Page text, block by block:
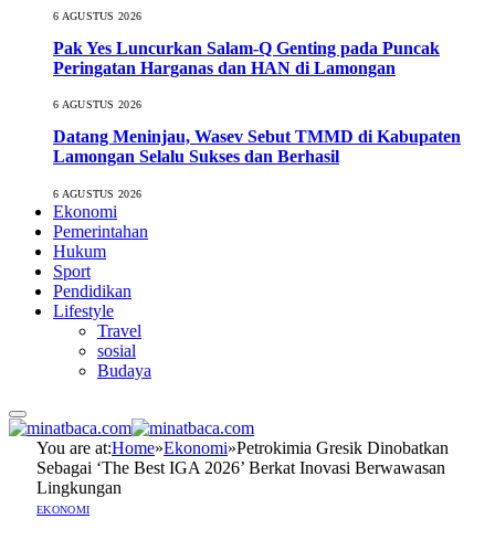
6 AGUSTUS 2026
Pak Yes Luncurkan Salam-Q Genting pada Puncak
Peringatan Harganas dan HAN di Lamongan
6 AGUSTUS 2026
Datang Meninjau, Wasev Sebut TMMD di Kabupaten
Lamongan Selalu Sukses dan Berhasil
6 AGUSTUS 2026
Ekonomi
Pemerintahan
Hukum
Sport
Pendidikan
Lifestyle
Travel
sosial
Budaya
You are at:Home»Ekonomi»Petrokimia Gresik Dinobatkan
Sebagai ‘The Best IGA 2026’ Berkat Inovasi Berwawasan
Lingkungan
EKONOMI